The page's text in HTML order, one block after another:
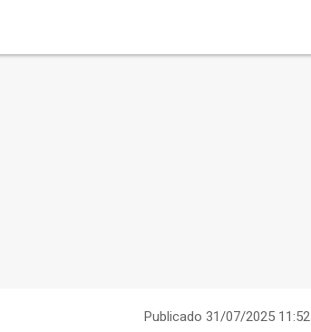
Publicado 31/07/2025 11:52